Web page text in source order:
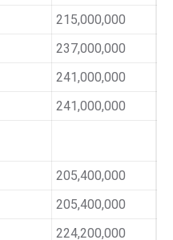
215,000,000
237,000,000
241,000,000
241,000,000
205,400,000
205,400,000
224,200,000